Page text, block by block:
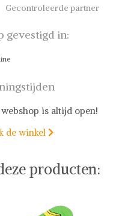
Gecontroleerde partner
gevestigd in:
webshop is altijd open!
de winkel 
producten: